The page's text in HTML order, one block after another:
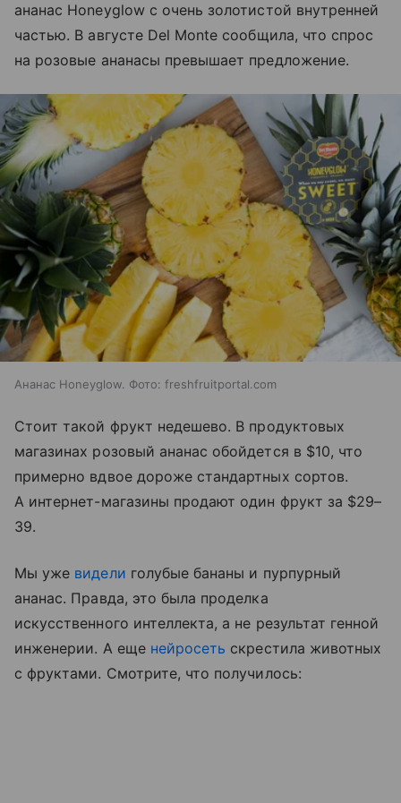
ананас Honeyglow с очень золотистой внутренней
частью. В августе Del Monte сообщила, что спрос
на розовые ананасы превышает предложение.
Ананас Honeyglow. Фото: freshfruitportal.com
Стоит такой фрукт недешево. В продуктовых
магазинах розовый ананас обойдется в $10, что
примерно вдвое дороже стандартных сортов.
А интернет-магазины продают один фрукт за $29–
39.
Мы уже видели голубые бананы и пурпурный
ананас. Правда, это была проделка
искусственного интеллекта, а не результат генной
инженерии. А еще нейросеть скрестила животных
с фруктами. Смотрите, что получилось: